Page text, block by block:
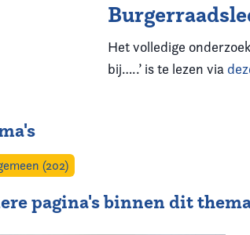
Het volledige
bij…..’ is te lezen via
(202)
pagina's binnen dit